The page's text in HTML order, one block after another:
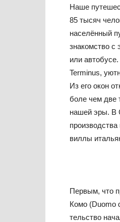
Наше
85 тысяч
населённый
знакомство с
или
Terminus,
Из его окон
боле чем две
нашей эры. В
виллы
Первым, что
Комо (Duomo
тельство